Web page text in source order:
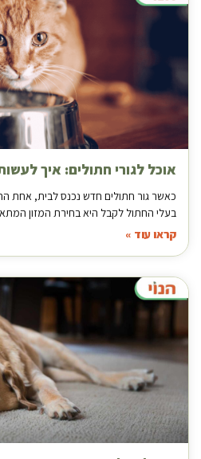
אוכל לגורי חתולים: איך
כאשר גור חתולים חדש נכנס לבית, אחת
בעלי החתול לקבל היא בחירת המזון
קראו עוד »